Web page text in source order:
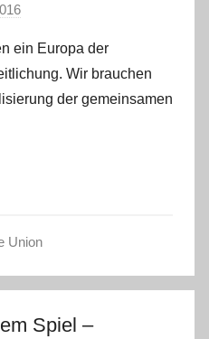
n
C
W
ein Europa der
Wir brauchen
der gemeinsamen
Union
Spiel –